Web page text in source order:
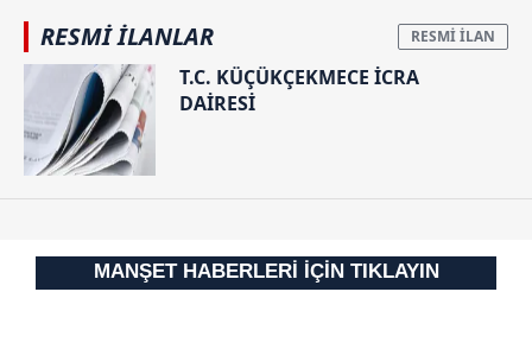
RESMİ İLANLAR
T.C. KÜÇÜKÇEKMECE İCRA
DAİRESİ
MANŞET HABERLERİ İÇİN TIKLAYIN